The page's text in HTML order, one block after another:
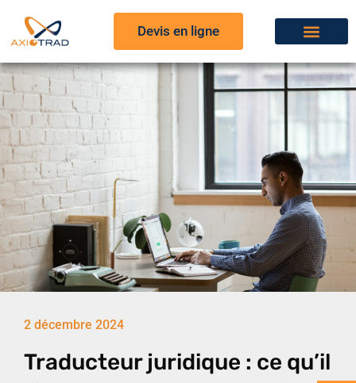
Devis en ligne
2 décembre 2024
Traducteur juridique : ce qu’il